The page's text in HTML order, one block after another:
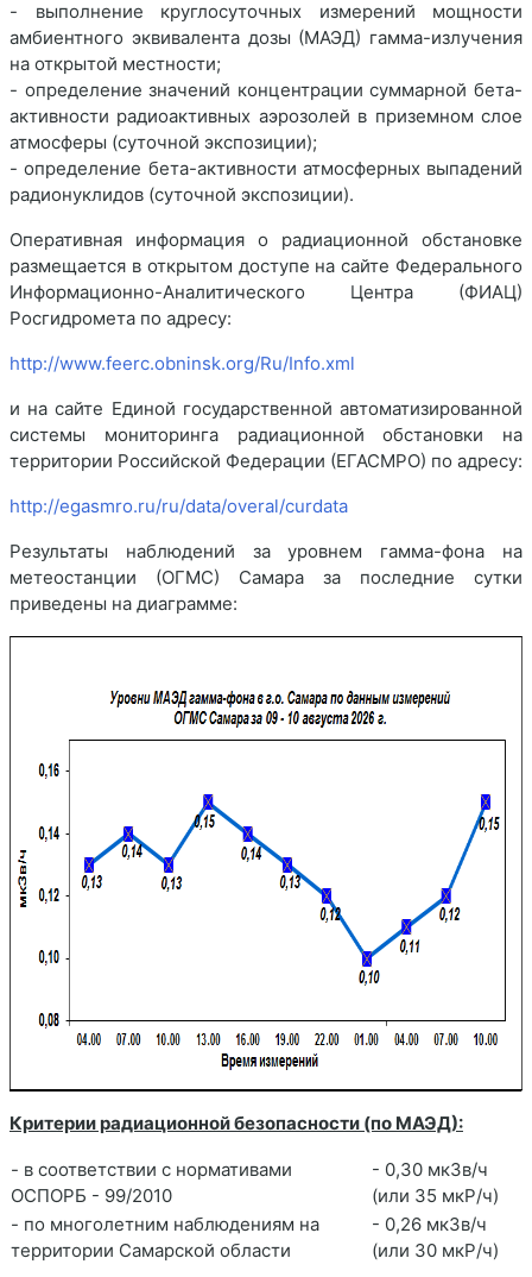
- выполнение круглосуточных измерений мощности
амбиентного эквивалента дозы (МАЭД) гамма-излучения
на открытой местности;
- определение значений концентрации суммарной бета-
активности радиоактивных аэрозолей в приземном слое
атмосферы (суточной экспозиции);
- определение бета-активности атмосферных выпадений
радионуклидов (суточной экспозиции).
Оперативная информация о радиационной обстановке
размещается в открытом доступе на сайте Федерального
Информационно-Аналитического Центра (ФИАЦ)
Росгидромета по адресу:
http://www.feerc.obninsk.org/Ru/Info.xml
и на сайте Единой государственной автоматизированной
системы мониторинга радиационной обстановки на
территории Российской Федерации (ЕГАСМРО) по адресу:
http://egasmro.ru/ru/data/overal/curdata
Результаты наблюдений за уровнем гамма-фона на
метеостанции (ОГМС) Самара за последние сутки
приведены на диаграмме:
Критерии радиационной безопасности (по МАЭД):
- в соответствии с нормативами
ОСПОРБ - 99/2010
- 0,30 мкЗв/ч
(или 35 мкР/ч)
- по многолетним наблюдениям на
территории Самарской области
- 0,26 мкЗв/ч
(или 30 мкР/ч)